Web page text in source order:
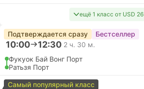
ещё 1 класс от USD 26
Подтверждается сразу Бестселлер
10:00 12:30 2 ч. 30 м.
Фукуок Бай Вонг Порт
Ратьзя Порт
Самый популярный класс